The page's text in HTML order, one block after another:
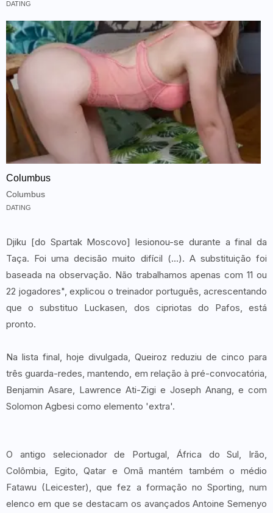
DATING
Columbus
Columbus
DATING
Djiku [do Spartak Moscovo] lesionou-se durante a final da
Taça. Foi uma decisão muito difícil (...). A substituição foi
baseada na observação. Não trabalhamos apenas com 11 ou
22 jogadores", explicou o treinador português, acrescentando
que o substituo Luckasen, dos cipriotas do Pafos, está
pronto.
Na lista final, hoje divulgada, Queiroz reduziu de cinco para
três guarda-redes, mantendo, em relação à pré-convocatória,
Benjamin Asare, Lawrence Ati-Zigi e Joseph Anang, e com
Solomon Agbesi como elemento 'extra'.
O antigo selecionador de Portugal, África do Sul, Irão,
Colômbia, Egito, Qatar e Omã mantém também o médio
Fatawu (Leicester), que fez a formação no Sporting, num
elenco em que se destacam os avançados Antoine Semenyo